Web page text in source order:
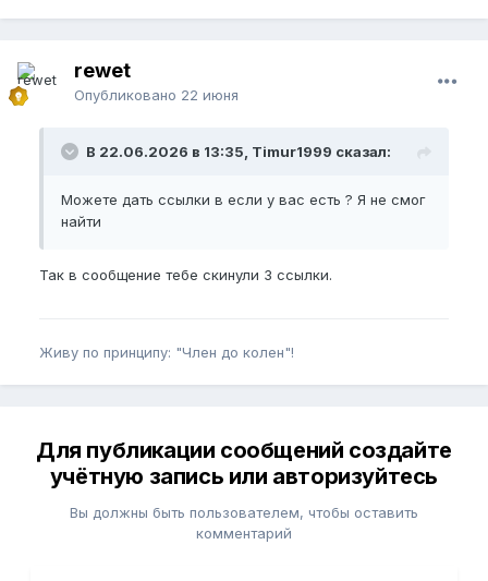
rewet
Опубликовано 22 июня
В 22.06.2026 в 13:35, Timur1999 сказал:
Можете дать ссылки в если у вас есть ? Я не смог
найти
Так в сообщение тебе скинули 3 ссылки.
Живу по принципу: "Член до колен"!
Для публикации сообщений создайте
учётную запись или авторизуйтесь
Вы должны быть пользователем, чтобы оставить
комментарий